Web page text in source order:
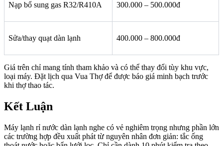
Nạp bổ sung gas R32/R410A 300.000 – 500.000đ
Sửa/thay quạt dàn lạnh 400.000 – 800.000đ
Giá trên chỉ mang tính tham khảo và có thể thay đổi tùy khu vực,
loại máy. Đặt lịch qua Vua Thợ để được báo giá minh bạch trước
khi thợ thao tác.
Kết Luận
Máy lạnh rỉ nước dàn lạnh nghe có vẻ nghiêm trọng nhưng phần lớn
các trường hợp đều xuất phát từ nguyên nhân đơn giản: tắc ống